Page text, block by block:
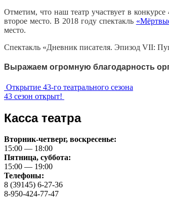
Отметим, что наш театр участвует в
второе место. В 2018 году спектакль
место.
Спектакль «Дневник писателя. Эпизод VII:
Выражаем огромную благодарность
Еще
почитать
Открытие 43-го театрального сезона
43 сезон открыт!
Касса театра
Вторник-четверг, воскресенье:
15:00 — 18:00
Пятница, суббота:
15:00 — 19:00
Телефоны:
8 (39145) 6-27-36
8-950-424-77-47